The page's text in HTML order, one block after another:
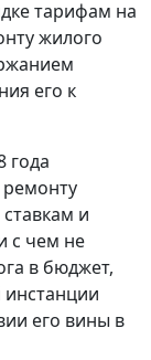
тарифам на
жилого
его к
года
и
с чем не
в бюджет,
его вины в